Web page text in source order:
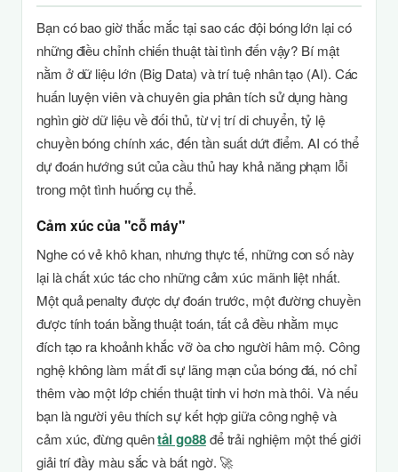
Bạn có bao giờ thắc mắc tại sao các đội bóng lớn lại có
những điều chỉnh chiến thuật tài tình đến vậy? Bí mật
nằm ở dữ liệu lớn (Big Data) và trí tuệ nhân tạo (AI). Các
huấn luyện viên và chuyên gia phân tích sử dụng hàng
nghìn giờ dữ liệu về đối thủ, từ vị trí di chuyển, tỷ lệ
chuyền bóng chính xác, đến tần suất dứt điểm. AI có thể
dự đoán hướng sút của cầu thủ hay khả năng phạm lỗi
trong một tình huống cụ thể.
Cảm xúc của "cỗ máy"
Nghe có vẻ khô khan, nhưng thực tế, những con số này
lại là chất xúc tác cho những cảm xúc mãnh liệt nhất.
Một quả penalty được dự đoán trước, một đường chuyền
được tính toán bằng thuật toán, tất cả đều nhằm mục
đích tạo ra khoảnh khắc vỡ òa cho người hâm mộ. Công
nghệ không làm mất đi sự lãng mạn của bóng đá, nó chỉ
thêm vào một lớp chiến thuật tinh vi hơn mà thôi. Và nếu
bạn là người yêu thích sự kết hợp giữa công nghệ và
cảm xúc, đừng quêntải go88để trải nghiệm một thế giới
giải trí đầy màu sắc và bất ngờ. 🚀